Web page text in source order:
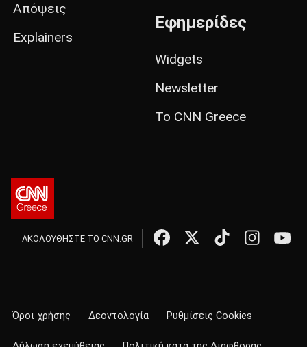
Απόψεις
Explainers
Εφημερίδες
Widgets
Newsletter
Το CNN Greece
ΑΚΟΛΟΥΘΗΣΤΕ ΤΟ CNN.GR
Όροι χρήσης Δεοντολογία Ρυθμίσεις Cookies